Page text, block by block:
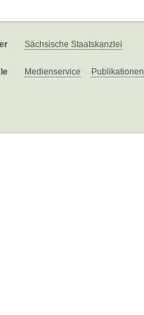
Sächsische Staatskanzlei
Medienservice Publikationen